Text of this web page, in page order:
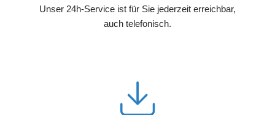
Unser 24h-Service ist für Sie jederzeit erreichbar,
auch telefonisch.